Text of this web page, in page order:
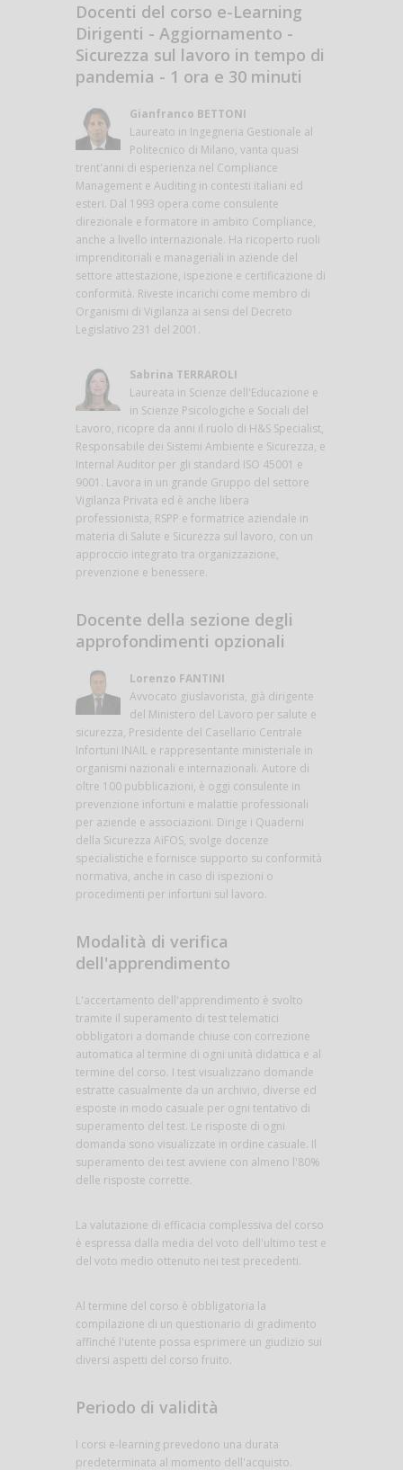
Docenti del corso e-Learning
Dirigenti - Aggiornamento -
Sicurezza sul lavoro in tempo di
pandemia - 1 ora e 30 minuti
Gianfranco BETTONI
Laureato in Ingegneria Gestionale al
Politecnico di Milano, vanta quasi
trent'anni di esperienza nel Compliance
Management e Auditing in contesti italiani ed
esteri. Dal 1993 opera come consulente
direzionale e formatore in ambito Compliance,
anche a livello internazionale. Ha ricoperto ruoli
imprenditoriali e manageriali in aziende del
settore attestazione, ispezione e certificazione di
conformità. Riveste incarichi come membro di
Organismi di Vigilanza ai sensi del Decreto
Legislativo 231 del 2001.
Sabrina TERRAROLI
Laureata in Scienze dell'Educazione e
in Scienze Psicologiche e Sociali del
Lavoro, ricopre da anni il ruolo di H&S Specialist,
Responsabile dei Sistemi Ambiente e Sicurezza, e
Internal Auditor per gli standard ISO 45001 e
9001. Lavora in un grande Gruppo del settore
Vigilanza Privata ed è anche libera
professionista, RSPP e formatrice aziendale in
materia di Salute e Sicurezza sul lavoro, con un
approccio integrato tra organizzazione,
prevenzione e benessere.
Docente della sezione degli
approfondimenti opzionali
Lorenzo FANTINI
Avvocato giuslavorista, già dirigente
del Ministero del Lavoro per salute e
sicurezza, Presidente del Casellario Centrale
Infortuni INAIL e rappresentante ministeriale in
organismi nazionali e internazionali. Autore di
oltre 100 pubblicazioni, è oggi consulente in
prevenzione infortuni e malattie professionali
per aziende e associazioni. Dirige i Quaderni
della Sicurezza AiFOS, svolge docenze
specialistiche e fornisce supporto su conformità
normativa, anche in caso di ispezioni o
procedimenti per infortuni sul lavoro.
Modalità di verifica
dell'apprendimento
L'accertamento dell'apprendimento è svolto
tramite il superamento di test telematici
obbligatori a domande chiuse con correzione
automatica al termine di ogni unità didattica e al
termine del corso. I test visualizzano domande
estratte casualmente da un archivio, diverse ed
esposte in modo casuale per ogni tentativo di
superamento del test. Le risposte di ogni
domanda sono visualizzate in ordine casuale. Il
superamento dei test avviene con almeno l'80%
delle risposte corrette.
La valutazione di efficacia complessiva del corso
è espressa dalla media del voto dell'ultimo test e
del voto medio ottenuto nei test precedenti.
Al termine del corso è obbligatoria la
compilazione di un questionario di gradimento
affinché l'utente possa esprimere un giudizio sui
diversi aspetti del corso fruito.
Periodo di validità
I corsi e-learning prevedono una durata
predeterminata al momento dell'acquisto.